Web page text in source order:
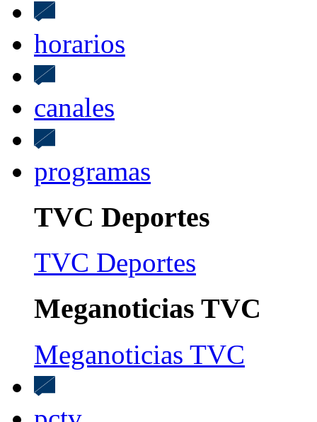
horarios
canales
programas
TVC Deportes
TVC Deportes
Meganoticias TVC
Meganoticias TVC